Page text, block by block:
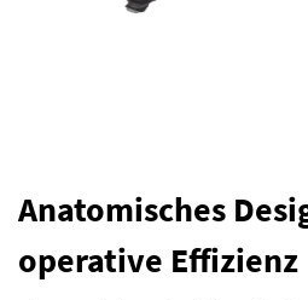
Anatomisches
operative Effizienz